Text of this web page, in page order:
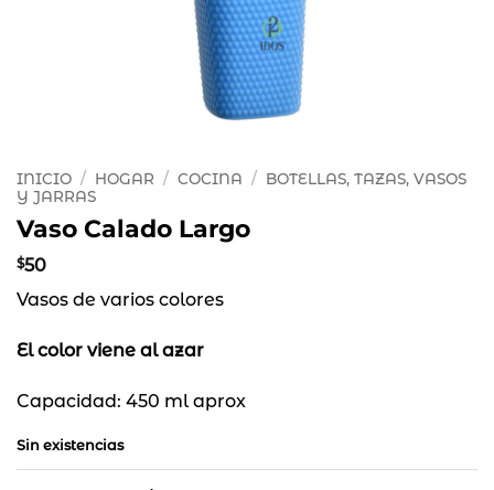
INICIO / HOGAR / COCINA / BOTELLAS, TAZAS, VASOS
Y JARRAS
Vaso Calado Largo
$50
Vasos de varios colores
El color viene al azar
Capacidad: 450 ml aprox
Sin existencias